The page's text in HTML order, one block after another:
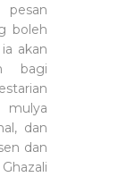
boleh
akan
bagi
mulya
dan
dan